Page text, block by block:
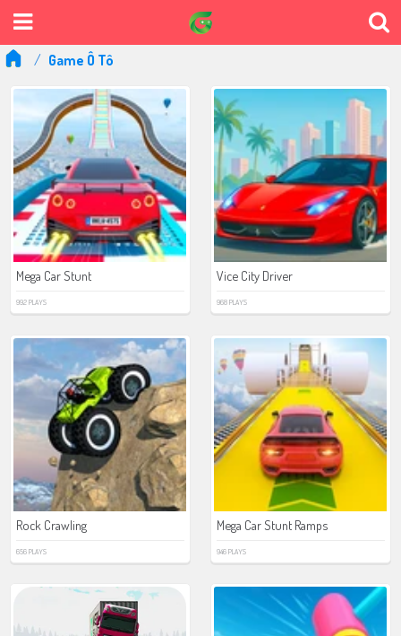
Game Ô Tô
Mega Car Stunt
992 PLAYS
Vice City Driver
968 PLAYS
Rock Crawling
656 PLAYS
Mega Car Stunt Ramps
946 PLAYS